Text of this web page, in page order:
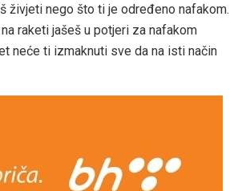
živjeti nego što ti je određeno nafakom.
raketi jašeš u potjeri za nafakom
neće ti izmaknuti sve da na isti način